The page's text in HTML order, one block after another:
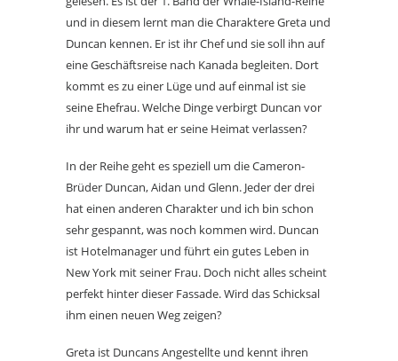
und in diesem lernt man die Charaktere Greta und
Duncan kennen. Er ist ihr Chef und sie soll ihn auf
eine Geschäftsreise nach Kanada begleiten. Dort
kommt es zu einer Lüge und auf einmal ist sie
seine Ehefrau. Welche Dinge verbirgt Duncan vor
ihr und warum hat er seine Heimat verlassen?
In der Reihe geht es speziell um die Cameron-
Brüder Duncan, Aidan und Glenn. Jeder der drei
hat einen anderen Charakter und ich bin schon
sehr gespannt, was noch kommen wird. Duncan
ist Hotelmanager und führt ein gutes Leben in
New York mit seiner Frau. Doch nicht alles scheint
perfekt hinter dieser Fassade. Wird das Schicksal
ihm einen neuen Weg zeigen?
Greta ist Duncans Angestellte und kennt ihren